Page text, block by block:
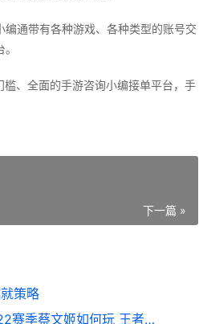
通带有各种游戏、各种类型的账号交
、全面的手游咨询小编接单平台，手
下一篇 »
策略
《王者荣耀荣耀》S22赛季蔡文姬如何玩 王者荣耀荣耀典藏皮肤排名